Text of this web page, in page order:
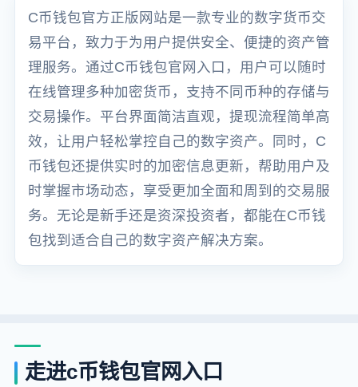
C币钱包官方正版网站是一款专业的数字货币交
易平台，致力于为用户提供安全、便捷的资产管
理服务。通过C币钱包官网入口，用户可以随时
在线管理多种加密货币，支持不同币种的存储与
交易操作。平台界面简洁直观，提现流程简单高
效，让用户轻松掌控自己的数字资产。同时，C
币钱包还提供实时的加密信息更新，帮助用户及
时掌握市场动态，享受更加全面和周到的交易服
务。无论是新手还是资深投资者，都能在C币钱
包找到适合自己的数字资产解决方案。
走进c币钱包官网入口